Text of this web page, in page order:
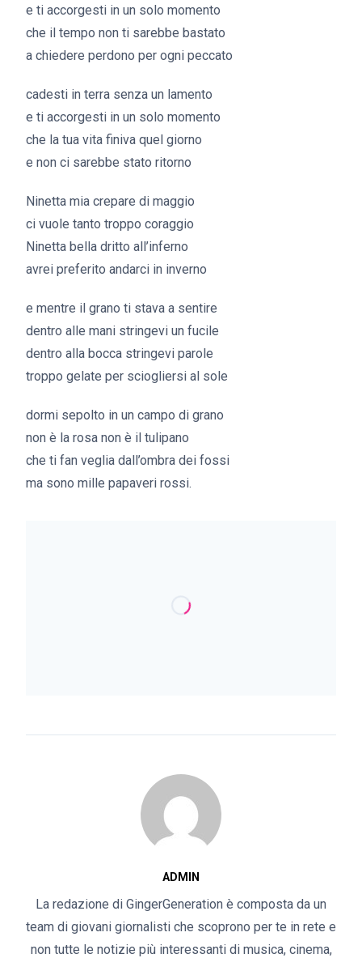
e ti accorgesti in un solo momento
che il tempo non ti sarebbe bastato
a chiedere perdono per ogni peccato
cadesti in terra senza un lamento
e ti accorgesti in un solo momento
che la tua vita finiva quel giorno
e non ci sarebbe stato ritorno
Ninetta mia crepare di maggio
ci vuole tanto troppo coraggio
Ninetta bella dritto all’inferno
avrei preferito andarci in inverno
e mentre il grano ti stava a sentire
dentro alle mani stringevi un fucile
dentro alla bocca stringevi parole
troppo gelate per sciogliersi al sole
dormi sepolto in un campo di grano
non è la rosa non è il tulipano
che ti fan veglia dall’ombra dei fossi
ma sono mille papaveri rossi.
ADMIN
La redazione di GingerGeneration è composta da un
team di giovani giornalisti che scoprono per te in rete e
non tutte le notizie più interessanti di musica, cinema,